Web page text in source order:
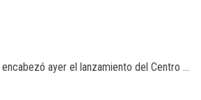
ayer el lanzamiento del Centro ...